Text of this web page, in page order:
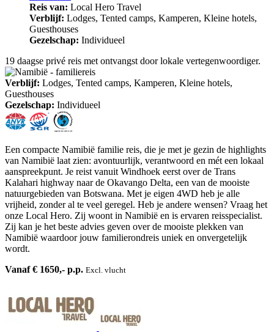
Reis van: Local Hero Travel
Verblijf: Lodges, Tented camps, Kamperen, Kleine hotels,
Guesthouses
Gezelschap: Individueel
19 daagse privé reis met ontvangst door lokale vertegenwoordiger.
Verblijf: Lodges, Tented camps, Kamperen, Kleine hotels,
Guesthouses
Gezelschap: Individueel
Een compacte Namibië familie reis, die je met je gezin de highlights
van Namibië laat zien: avontuurlijk, verantwoord en mét een lokaal
aanspreekpunt. Je reist vanuit Windhoek eerst over de Trans
Kalahari highway naar de Okavango Delta, een van de mooiste
natuurgebieden van Botswana. Met je eigen 4WD heb je alle
vrijheid, zonder al te veel geregel. Heb je andere wensen? Vraag het
onze Local Hero. Zij woont in Namibië en is ervaren reisspecialist.
Zij kan je het beste advies geven over de mooiste plekken van
Namibië waardoor jouw familierondreis uniek en onvergetelijk
wordt.
Vanaf € 1650,- p.p. Excl. vlucht